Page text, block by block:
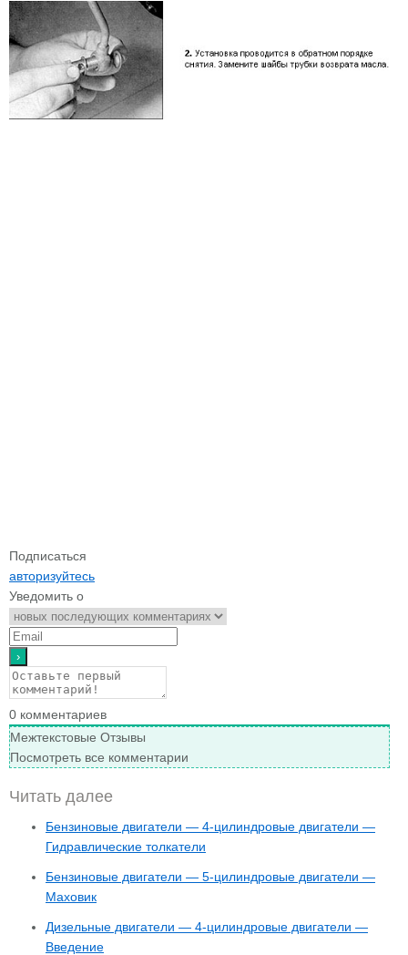
Подписаться
авторизуйтесь
Уведомить о
0 комментариев
Межтекстовые Отзывы
Посмотреть все комментарии
Читать далее
Бензиновые двигатели — 4-цилиндровые двигатели —
Гидравлические толкатели
Бензиновые двигатели — 5-цилиндровые двигатели —
Маховик
Дизельные двигатели — 4-цилиндровые двигатели —
Введение